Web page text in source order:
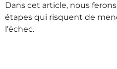
Dans cet article, nous
étapes qui risquent de
l’échec.